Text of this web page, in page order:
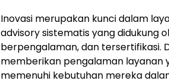
Inovasi merupakan kunci dalam
advisory sistematis yang didukung
berpengalaman, dan tersertifikasi.
memberikan pengalaman layanan
memenuhi kebutuhan mereka